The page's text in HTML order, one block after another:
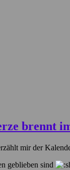
mir der
geblieben sind